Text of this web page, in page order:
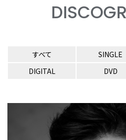
すべて SINGLE
DIGITAL
DVD